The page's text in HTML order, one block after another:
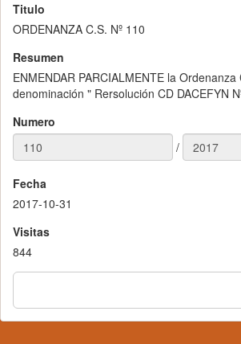
Titulo
ORDENANZA C.S. Nº 110
Resumen
ENMENDAR PARCIALMENTE la
denominación " Rersolución CD DACEFYN
Numero
/
Fecha
2017-10-31
Visitas
844